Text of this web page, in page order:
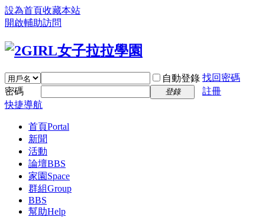
設為首頁收藏本站
開啟輔助訪問
自動登錄 找回密碼
密碼
登錄
註冊
快捷導航
首頁Portal
新聞
活動
論壇BBS
家園 Space
群組Group
BBS
幫助Help